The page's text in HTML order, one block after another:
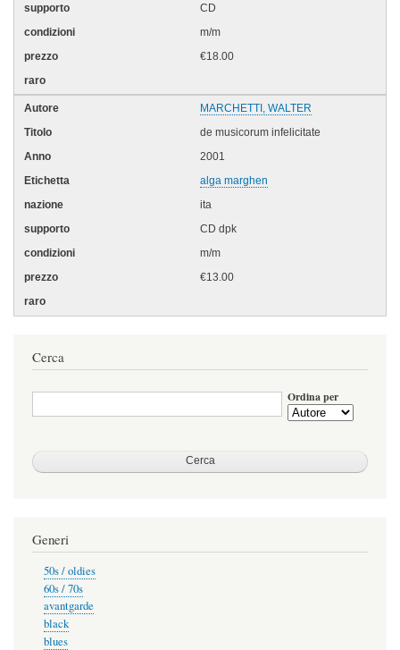
CD
m/m
€18.00
MARCHETTI, WALTER
de musicorum infelicitate
2001
alga marghen
ita
CD dpk
m/m
€13.00
Cerca
Ordina per
Generi
50s / oldies
60s / 70s
avantgarde
black
blues